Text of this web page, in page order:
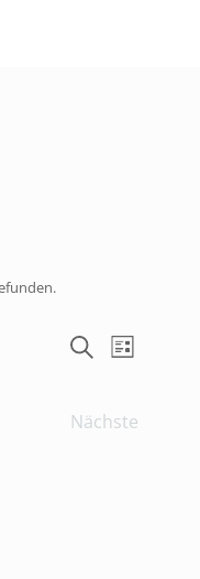
Veranstaltungen
Suche
Ansichten,
Navigation
Ansichten-
Liste
Nächste